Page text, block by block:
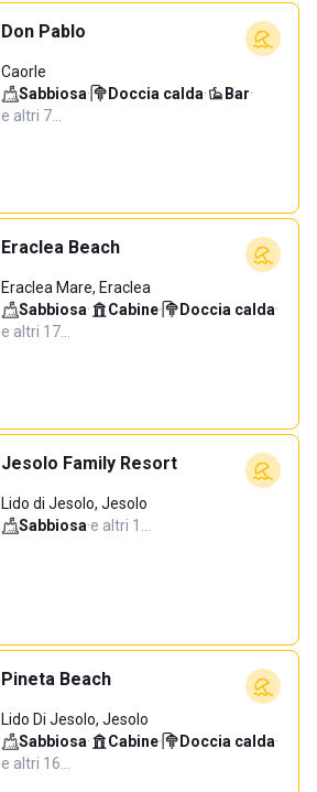
Don Pablo
Caorle
Sabbiosa· Doccia calda· Bar·
e altri 7…
Eraclea Beach
Eraclea Mare, Eraclea
Sabbiosa· Cabine· Doccia calda·
e altri 17…
Jesolo Family Resort
Lido di Jesolo, Jesolo
Sabbiosa·e altri 1…
Pineta Beach
Lido Di Jesolo, Jesolo
Sabbiosa· Cabine· Doccia calda·
e altri 16…